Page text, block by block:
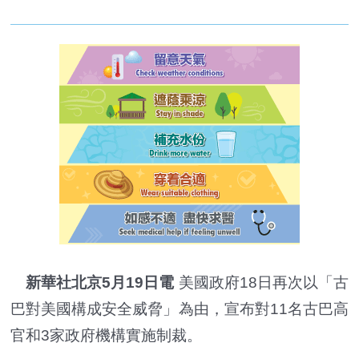
新華社北京5月19日電 美國政府18日再次以「古
巴對美國構成安全威脅」為由，宣布對11名古巴高
官和3家政府機構實施制裁。